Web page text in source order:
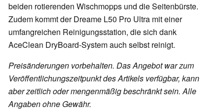
beiden rotierenden Wischmopps und die Seitenbürste.
Zudem kommt der Dreame L50 Pro Ultra mit einer
umfangreichen Reinigungsstation, die sich dank
AceClean DryBoard-System auch selbst reinigt.
Preisänderungen vorbehalten. Das Angebot war zum
Veröffentlichungszeitpunkt des Artikels verfügbar, kann
aber zeitlich oder mengenmäßig beschränkt sein. Alle
Angaben ohne Gewähr.